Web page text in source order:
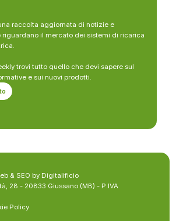
raccolta aggiornata di notizie e
il mercato dei sistemi di ricarica
trovi tutto quello che devi sapere sul
e sui nuovi prodotti.
& SEO by Digitalificio
28 - 20833 Giussano (MB) - P.IVA
Policy